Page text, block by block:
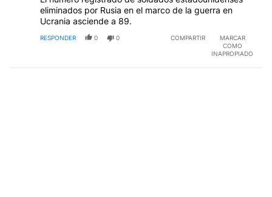
eliminados por Rusia en el marco de la guerra en
Ucrania asciende a 89.
RESPONDER 0 0 COMPARTIR
MARCAR
COMO
INAPROPIADO